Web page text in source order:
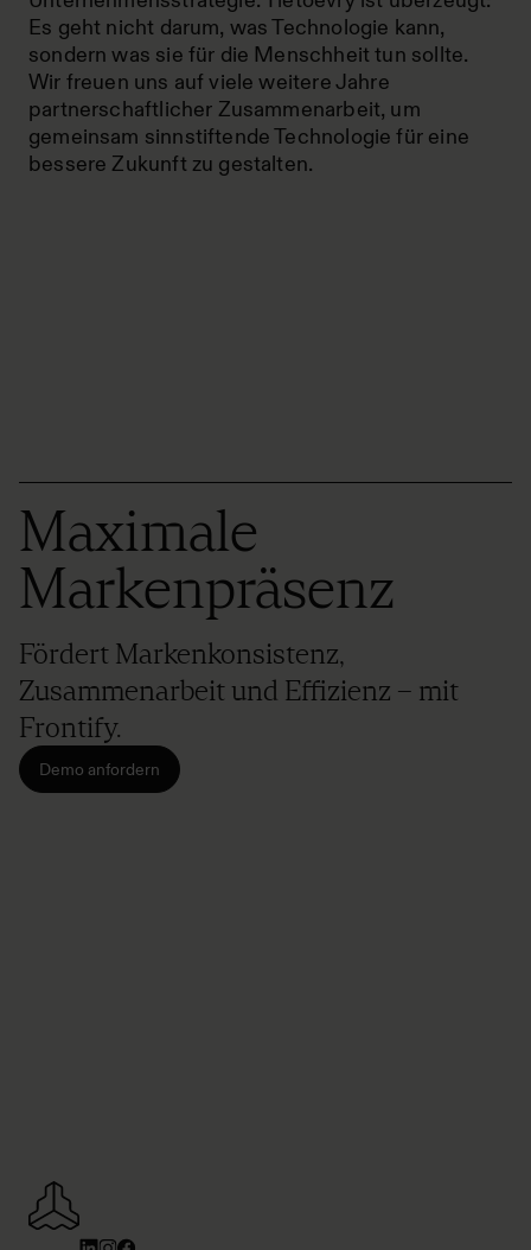
Es geht nicht darum, was Technologie kann,
sondern was sie für die Menschheit tun sollte.
Wir freuen uns auf viele weitere Jahre
partnerschaftlicher Zusammenarbeit, um
gemeinsam sinnstiftende Technologie für eine
bessere Zukunft zu gestalten.
Maximale
Markenpräsenz
Fördert Markenkonsistenz,
Zusammenarbeit und Effizienz – mit
Frontify.
Demo anfordern